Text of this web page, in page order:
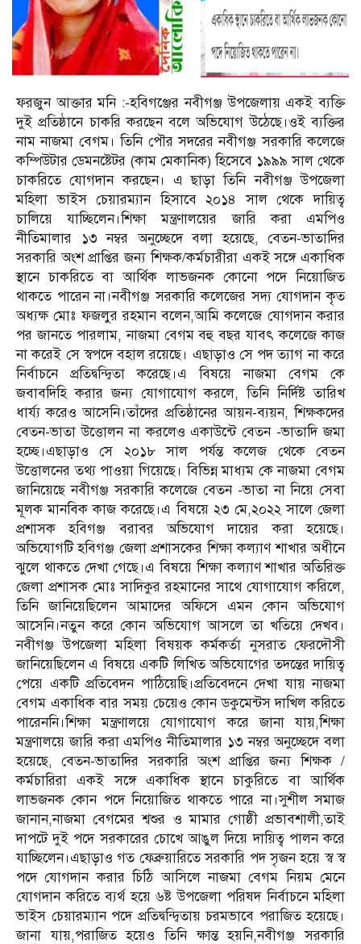
ফরজুন আক্তার মনি :-হবিগঞ্জের নবীগঞ্জ উপজেলায় একই ব্যক্তি
দুই প্রতিষ্ঠানে চাকরি করছেন বলে অভিযোগ উঠেছে।ওই ব্যক্তির
নাম নাজমা বেগম। তিনি পৌর সদরের নবীগঞ্জ সরকারি কলেজে
কম্পিউটার ডেমনষ্টেটর (কাম মেকানিক) হিসেবে ১৯৯৯ সাল থেকে
চাকরিতে যোগদান করছেন। এ ছাড়া তিনি নবীগঞ্জ উপজেলা
মহিলা ভাইস চেয়ারম্যান হিসাবে ২০১৪ সাল থেকে দায়িত্ব
চালিয়ে যাচ্ছিলেন।শিক্ষা মন্ত্রণালয়ের জারি করা এমপিও
নীতিমালার ১৩ নম্বর অনুচ্ছেদে বলা হয়েছে, বেতন-ভাতাদির
সরকারি অংশ প্রাপ্তির জন্য শিক্ষক/কর্মচারীরা একই সঙ্গে একাধিক
স্থানে চাকরিতে বা আর্থিক লাভজনক কোনো পদে নিয়োজিত
থাকতে পারেন না।নবীগঞ্জ সরকারি কলেজের সদ্য যোগদান কৃত
অধ্যক্ষ মোঃ ফজলুর রহমান বলেন,আমি কলেজে যোগদান করার
পর জানতে পারলাম, নাজমা বেগম বহু বছর যাবৎ কলেজে কাজ
না করেই সে স্বপদে বহাল রয়েছে। এছাড়াও সে পদ ত্যাগ না করে
নির্বাচনে প্রতিদ্বন্দ্বিতা করেছে।এ বিষয়ে নাজমা বেগম কে
জবাবদিহি করার জন্য যোগাযোগ করলে, তিনি নির্দিষ্ট তারিখ
ধার্য্য করেও আসেনি।তাঁদের প্রতিষ্ঠানের আয়ন-ব্যয়ন, শিক্ষকদের
বেতন-ভাতা উত্তোলন না করলেও একাউন্টে বেতন -ভাতাদি জমা
হচ্ছে।এছাড়াও সে ২০১৮ সাল পর্যন্ত কলেজ থেকে বেতন
উত্তোলনের তথ্য পাওয়া গিয়েছে। বিভিন্ন মাধ্যম কে নাজমা বেগম
জানিয়েছে নবীগঞ্জ সরকারি কলেজে বেতন -ভাতা না নিয়ে সেবা
মূলক মানবিক কাজ করেছে।এ বিষয়ে ২৩ মে,২০২২ সালে জেলা
প্রশাসক হবিগঞ্জ বরাবর অভিযোগ দায়ের করা হয়েছে।
অভিযোগটি হবিগঞ্জ জেলা প্রশাসকের শিক্ষা কল্যাণ শাখার অধীনে
ঝুলে থাকতে দেখা গেছে।এ বিষয়ে শিক্ষা কল্যাণ শাখার অতিরিক্ত
জেলা প্রশাসক মোঃ সাদিকুর রহমানের সাথে যোগাযোগ করিলে,
তিনি জানিয়েছিলেন আমাদের অফিসে এমন কোন অভিযোগ
আসেনি।নতুন করে কোন অভিযোগ আসলে তা খতিয়ে দেখব।
নবীগঞ্জ উপজেলা মহিলা বিষয়ক কর্মকর্তা নুসরাত ফেরদৌসী
জানিয়েছিলেন এ বিষয়ে একটি লিখিত অভিযোগের তদন্তের দায়িত্ব
পেয়ে একটি প্রতিবেদন পাঠিয়েছি।প্রতিবেদনে দেখা যায় নাজমা
বেগম একাধিক বার সময় চেয়েও কোন ডকুমেন্টস দাখিল করিতে
পারেননি।শিক্ষা মন্ত্রণালয়ে যোগাযোগ করে জানা যায়,শিক্ষা
মন্ত্রণালয়ে জারি করা এমপিও নীতিমালার ১৩ নম্বর অনুচ্ছেদে বলা
হয়েছে, বেতন-ভাতাদির সরকারি অংশ প্রাপ্তির জন্য শিক্ষক /
কর্মচারিরা একই সঙ্গে একাধিক স্থানে চাকুরিতে বা আর্থিক
লাভজনক কোন পদে নিয়োজিত থাকতে পারে না।সুশীল সমাজ
জানান,নাজমা বেগমের শ্বশুর ও মামার গোষ্ঠী প্রভাবশালী,তাই
দাপটে দুই পদে সরকারের চোখে আঙুল দিয়ে দায়িত্ব পালন করে
যাচ্ছিলেন।এছাড়াও গত ফেব্রুয়ারিতে সরকারি পদ সৃজন হয়ে স্ব স্ব
পদে যোগদান করার চিঠি আসিলে নাজমা বেগম নিয়ম মেনে
যোগদান করিতে ব্যর্থ হয়ে ৬ষ্ট উপজেলা পরিষদ নির্বাচনে মহিলা
ভাইস চেয়ারম্যান পদে প্রতিদ্বন্দ্বিতায় চরমভাবে পরাজিত হয়েছে।
জানা যায়,পরাজিত হয়েও তিনি ক্ষান্ত হয়নি,নবীগঞ্জ সরকারি